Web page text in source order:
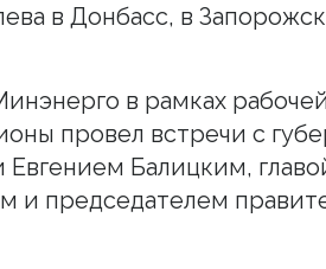
в Донбасс, в
в рамках
провел встречи с
Евгением Балицким,
и председателем